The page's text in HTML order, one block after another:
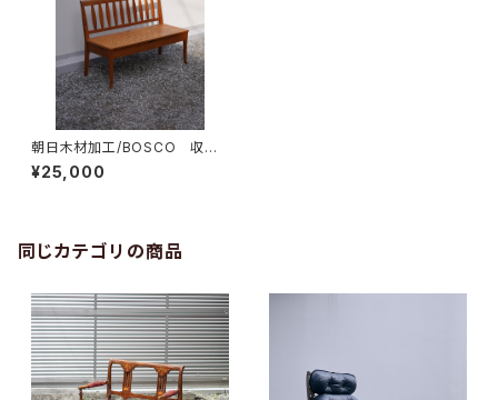
朝日木材加工/BOSCO 収納
ベンチ
¥25,000
同じカテゴリの商品